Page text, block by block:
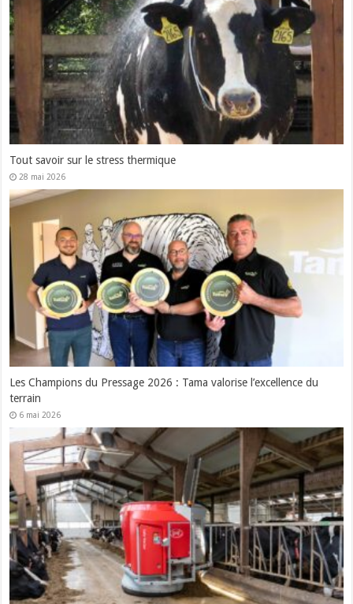
Tout savoir sur le stress thermique
28 mai 2026
Les Champions du Pressage 2026 : Tama valorise l’excellence du
terrain
6 mai 2026